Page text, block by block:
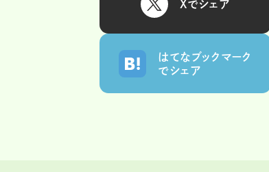
Xでシェア
はてなブックマーク
でシェア